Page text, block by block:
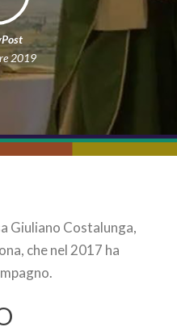
2019
Giuliano Costalunga,
che nel 2017 ha